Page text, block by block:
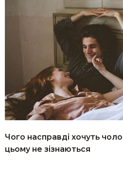
Чого насправді хочуть
цьому не зізнаються